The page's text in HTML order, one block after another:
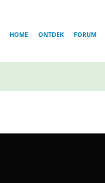
HOME ONTDEK FORUM